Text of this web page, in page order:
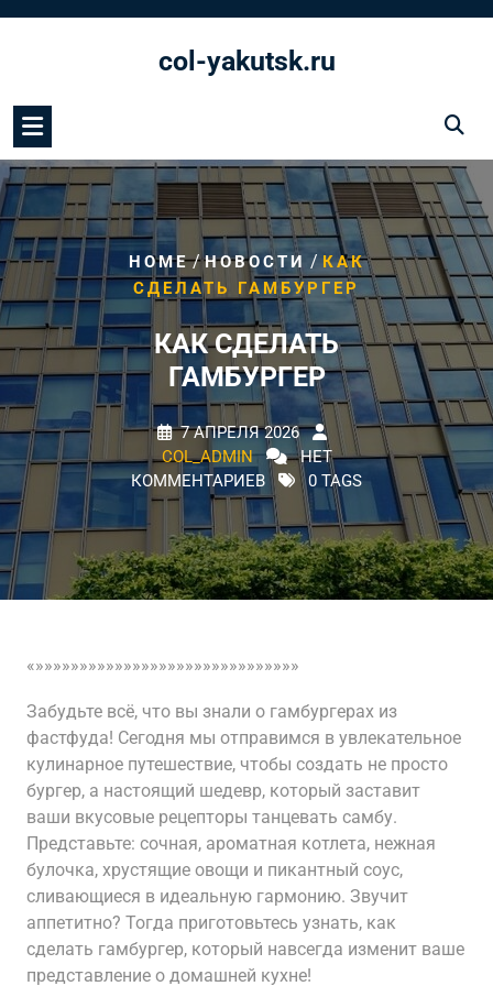
col-yakutsk.ru
HOME/НОВОСТИ /КАК
СДЕЛАТЬ ГАМБУРГЕР
КАК СДЕЛАТЬ
ГАМБУРГЕР
7 АПРЕЛЯ 2026
COL_ADMIN
НЕТ
КОММЕНТАРИЕВ
0 TAGS
«»»»»»»»»»»»»»»»»»»»»»»»»»»»»»»
Забудьте всё, что вы знали о гамбургерах из
фастфуда! Сегодня мы отправимся в увлекательное
кулинарное путешествие, чтобы создать не просто
бургер, а настоящий шедевр, который заставит
ваши вкусовые рецепторы танцевать самбу.
Представьте: сочная, ароматная котлета, нежная
булочка, хрустящие овощи и пикантный соус,
сливающиеся в идеальную гармонию. Звучит
аппетитно? Тогда приготовьтесь узнать, как
сделать гамбургер, который навсегда изменит ваше
представление о домашней кухне!